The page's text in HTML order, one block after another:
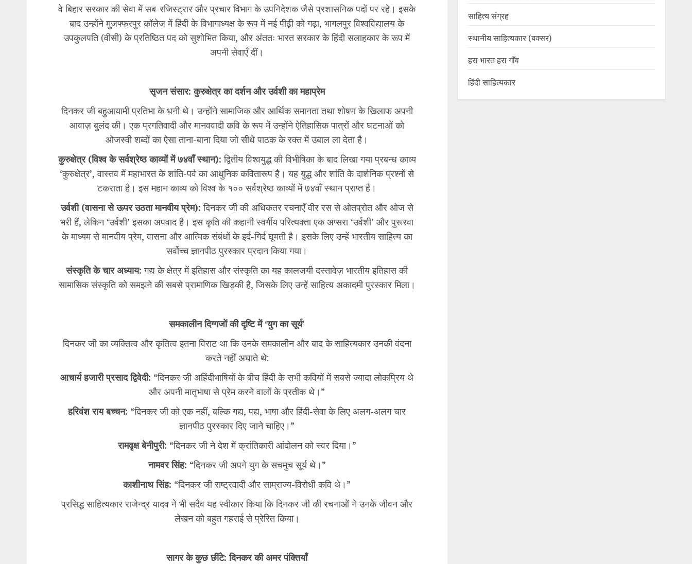
​वे बिहार सरकार की सेवा में सब-रजिस्ट्रार और प्रचार विभाग के उपनिदेशक जैसे प्रशासनिक पदों पर रहे। इसके
बाद उन्होंने मुजफ्फरपुर कॉलेज में हिंदी के विभागाध्यक्ष के रूप में नई पीढ़ी को गढ़ा, भागलपुर विश्वविद्यालय के
उपकुलपति (वीसी) के प्रतिष्ठित पद को सुशोभित किया, और अंततः भारत सरकार के हिंदी सलाहकार के रूप में
अपनी सेवाएँ दीं।
सृजन संसार: कुरुक्षेत्र का दर्शन और उर्वशी का महाप्रेम
​दिनकर जी बहुआयामी प्रतिभा के धनी थे। उन्होंने सामाजिक और आर्थिक समानता तथा शोषण के खिलाफ अपनी
आवाज़ बुलंद की। एक प्रगतिवादी और मानववादी कवि के रूप में उन्होंने ऐतिहासिक पात्रों और घटनाओं को
ओजस्वी शब्दों का ऐसा ताना-बाना दिया जो सीधे पाठक के रक्त में उबाल ला देता है।
​कुरुक्षेत्र (विश्व के सर्वश्रेष्ठ काव्यों में ७४वाँ स्थान): द्वितीय विश्वयुद्ध की विभीषिका के बाद लिखा गया प्रबन्ध काव्य
‘कुरुक्षेत्र’, वास्तव में महाभारत के शांति-पर्व का आधुनिक कवितारूप है। यह युद्ध और शांति के दार्शनिक प्रश्नों से
टकराता है। इस महान काव्य को विश्व के १०० सर्वश्रेष्ठ काव्यों में ७४वाँ स्थान प्राप्त है।
उर्वशी (वासना से ऊपर उठता मानवीय प्रेम): दिनकर जी की अधिकतर रचनाएँ वीर रस से ओतप्रोत और ओज से
भरी हैं, लेकिन ‘उर्वशी’ इसका अपवाद है। इस कृति की कहानी स्वर्गीय परित्यक्ता एक अप्सरा ‘उर्वशी’ और पुरूरवा
के माध्यम से मानवीय प्रेम, वासना और आत्मिक संबंधों के इर्द-गिर्द घूमती है। इसके लिए उन्हें भारतीय साहित्य का
सर्वोच्च ज्ञानपीठ पुरस्कार प्रदान किया गया।
​संस्कृति के चार अध्याय: गद्य के क्षेत्र में इतिहास और संस्कृति का यह कालजयी दस्तावेज़ भारतीय इतिहास की
सामासिक संस्कृति को समझने की सबसे प्रामाणिक खिड़की है, जिसके लिए उन्हें साहित्य अकादमी पुरस्कार मिला।
समकालीन दिग्गजों की दृष्टि में ‘युग का सूर्य’
​दिनकर जी का व्यक्तित्व और कृतित्व इतना विराट था कि उनके समकालीन और बाद के साहित्यकार उनकी वंदना
करते नहीं अघाते थे:
आचार्य हजारी प्रसाद द्विवेदी: “दिनकर जी अहिंदीभाषियों के बीच हिंदी के सभी कवियों में सबसे ज्यादा लोकप्रिय थे
और अपनी मातृभाषा से प्रेम करने वालों के प्रतीक थे।”
हरिवंश राय बच्चन: “दिनकर जी को एक नहीं, बल्कि गद्य, पद्य, भाषा और हिंदी-सेवा के लिए अलग-अलग चार
ज्ञानपीठ पुरस्कार दिए जाने चाहिए।”
​रामवृक्ष बेनीपुरी: “दिनकर जी ने देश में क्रांतिकारी आंदोलन को स्वर दिया।”
​नामवर सिंह: “दिनकर जी अपने युग के सचमुच सूर्य थे।”
​काशीनाथ सिंह: “दिनकर जी राष्ट्रवादी और साम्राज्य-विरोधी कवि थे।”
​प्रसिद्ध साहित्यकार राजेन्द्र यादव ने भी सदैव यह स्वीकार किया कि दिनकर जी की रचनाओं ने उनके जीवन और
लेखन को बहुत गहराई से प्रेरित किया।
सागर के कुछ छींटे: दिनकर की अमर पंक्तियाँ
साहित्य संग्रह
स्थानीय साहित्यकार (बक्सर)
हरा भारत हरा गाँव
हिंदी साहित्यकार